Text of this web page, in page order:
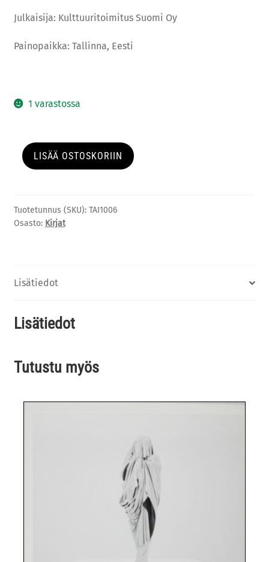
Julkaisija: Kulttuuritoimitus Suomi Oy
Painopaikka: Tallinna, Eesti
1 varastossa
AITO
KAUPUNKI
TAMPERE
II
LISÄÄ OSTOSKORIIN
Tuotetunnus (SKU): TAI1006
Osasto: Kirjat
Lisätiedot
Lisätiedot
Tutustu myös